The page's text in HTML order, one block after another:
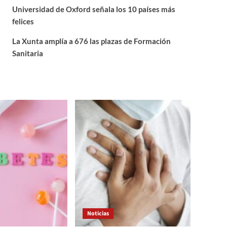
Universidad de Oxford señala los 10 países más
felices
La Xunta amplía a 676 las plazas de Formación
Sanitaria
Noticias